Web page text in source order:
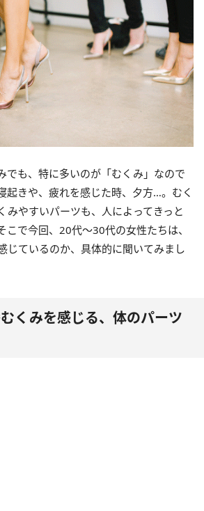
でも、特に多いのが「むくみ」なので
起きや、疲れを感じた時、夕方…。むく
みやすいパーツも、人によってきっと
こで今回、20代～30代の女性たちは、
じているのか、具体的に聞いてみまし
くみを感じる、体のパーツ